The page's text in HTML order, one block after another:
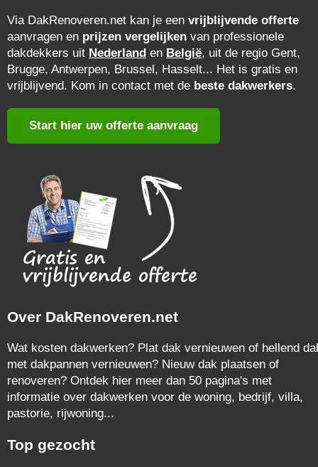
Via DakRenoveren.net kan je een vrijblijvende offerte
aanvragen en prijzen vergelijken van professionele
dakdekkers uit Nederland en België, uit de regio Gent,
Brugge, Antwerpen, Brussel, Hasselt... Het is gratis en
vrijblijvend. Kom in contact met de beste dakwerkers.
Start hier uw offerte aanvraag
Over DakRenoveren.net
Wat kosten dakwerken? Plat dak vernieuwen of hellend
met dakpannen vernieuwen? Nieuw dak plaatsen of
renoveren? Ontdek hier meer dan 50 pagina's met
informatie over dakwerken voor de woning, bedrijf, villa,
pastorie, rijwoning...
Top gezocht